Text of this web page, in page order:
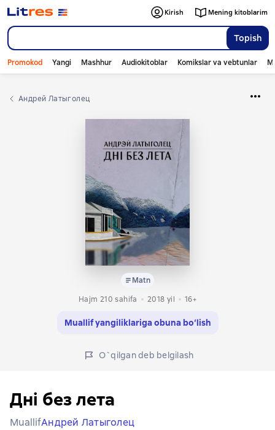
Topish
Kirish Mening kitoblarim
Promokod Yangi Mashhur Audiokitoblar Komikslar va vebtunlar
Андрей Латыголец
Matn
Hajm 210 sahifa
2018 yil 16+
Muallif yangiliklariga obuna bo‘lish
O`qilgan deb belgilash
Дні без лета
MuallifАндрей Латыголец